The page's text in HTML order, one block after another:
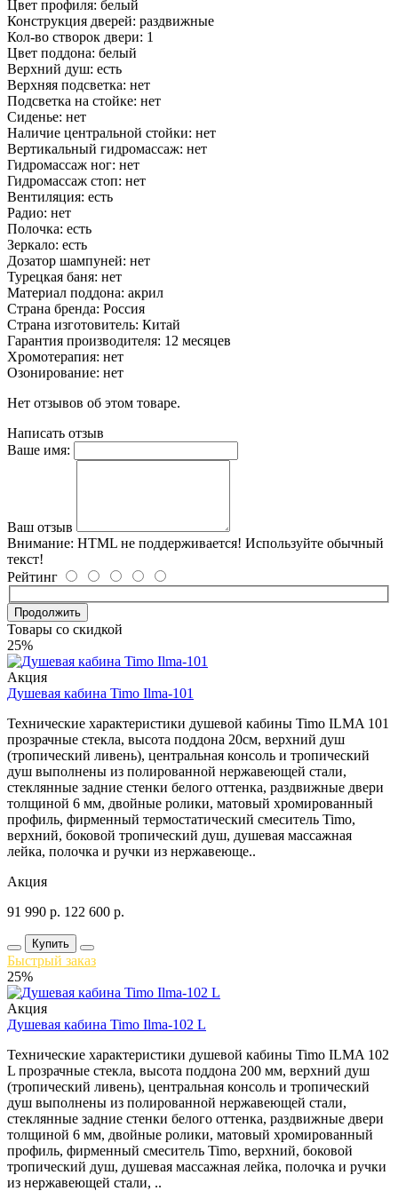
Цвет профиля: белый
Конструкция дверей: раздвижные
Кол-во створок двери: 1
Цвет поддона: белый
Верхний душ: есть
Верхняя подсветка: нет
Подсветка на стойке: нет
Сиденье: нет
Наличие центральной стойки: нет
Вертикальный гидромассаж: нет
Гидромассаж ног: нет
Гидромассаж стоп: нет
Вентиляция: есть
Радио: нет
Полочка: есть
Зеркало: есть
Дозатор шампуней: нет
Турецкая баня: нет
Материал поддона: акрил
Страна бренда: Россия
Страна изготовитель: Китай
Гарантия производителя: 12 месяцев
Хромотерапия: нет
Озонирование: нет
Нет отзывов об этом товаре.
Написать отзыв
Ваше имя:
Ваш отзыв
Внимание: HTML не поддерживается! Используйте обычный
текст!
Рейтинг
Продолжить
Товары со скидкой
25%
Акция
Душевая кабина Timo Ilma-101
Технические характеристики душевой кабины Timo ILMA 101
прозрачные стекла, высота поддона 20см, верхний душ
(тропический ливень), центральная консоль и тропический
душ выполнены из полированной нержавеющей стали,
стеклянные задние стенки белого оттенка, раздвижные двери
толщиной 6 мм, двойные ролики, матовый хромированный
профиль, фирменный термостатический смеситель Timo,
верхний, боковой тропический душ, душевая массажная
лейка, полочка и ручки из нержавеюще..
Акция
91 990 р. 122 600 р.
Купить
Быстрый заказ
25%
Акция
Душевая кабина Timo Ilma-102 L
Технические характеристики душевой кабины Timo ILMA 102
L прозрачные стекла, высота поддона 200 мм, верхний душ
(тропический ливень), центральная консоль и тропический
душ выполнены из полированной нержавеющей стали,
стеклянные задние стенки белого оттенка, раздвижные двери
толщиной 6 мм, двойные ролики, матовый хромированный
профиль, фирменный смеситель Timo, верхний, боковой
тропический душ, душевая массажная лейка, полочка и ручки
из нержавеющей стали, ..